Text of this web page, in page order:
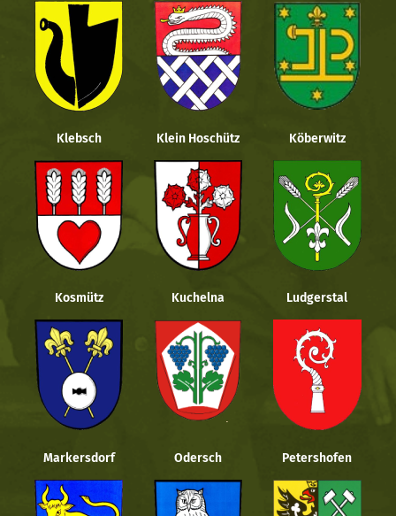
Klebsch Klein Hoschütz Köberwitz
Kosmütz Kuchelna Ludgerstal
Markersdorf Odersch Petershofen